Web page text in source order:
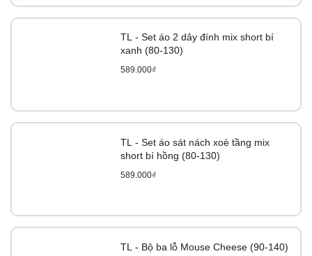
TL - Set áo 2 dây đính mix short bí
xanh (80-130)
589.000₫
TL - Set áo sát nách xoè tầng mix
short bí hồng (80-130)
589.000₫
TL - Bộ ba lỗ Mouse Cheese (90-140)